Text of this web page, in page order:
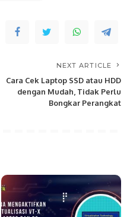
NEXT ARTICLE
Cara Cek Laptop SSD atau HDD
dengan Mudah, Tidak Perlu
Bongkar Perangkat